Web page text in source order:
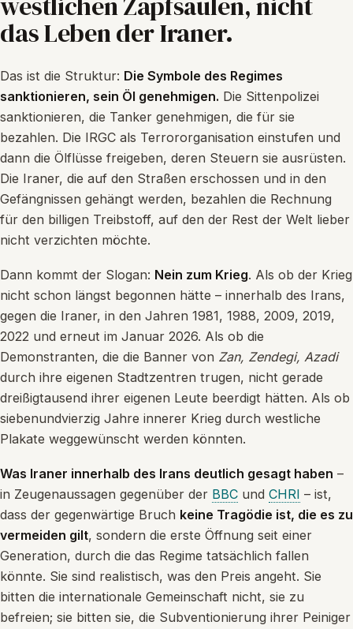
das Leben der Iraner.
Das ist die Struktur: Die Symbole des Regimes
sanktionieren, sein Öl genehmigen. Die Sittenpolizei
sanktionieren, die Tanker genehmigen, die für sie
bezahlen. Die IRGC als Terrororganisation einstufen und
dann die Ölflüsse freigeben, deren Steuern sie ausrüsten.
Die Iraner, die auf den Straßen erschossen und in den
Gefängnissen gehängt werden, bezahlen die Rechnung
für den billigen Treibstoff, auf den der Rest der Welt lieber
nicht verzichten möchte.
Dann kommt der Slogan: Nein zum Krieg. Als ob der Krieg
nicht schon längst begonnen hätte – innerhalb des Irans,
gegen die Iraner, in den Jahren 1981, 1988, 2009, 2019,
2022 und erneut im Januar 2026. Als ob die
Demonstranten, die die Banner von Zan, Zendegi, Azadi
durch ihre eigenen Stadtzentren trugen, nicht gerade
dreißigtausend ihrer eigenen Leute beerdigt hätten. Als ob
siebenundvierzig Jahre innerer Krieg durch westliche
Plakate weggewünscht werden könnten.
Was Iraner innerhalb des Irans deutlich gesagt haben –
in Zeugenaussagen gegenüber der BBC und CHRI – ist,
dass der gegenwärtige Bruch keine Tragödie ist, die es zu
vermeiden gilt, sondern die erste Öffnung seit einer
Generation, durch die das Regime tatsächlich fallen
könnte. Sie sind realistisch, was den Preis angeht. Sie
bitten die internationale Gemeinschaft nicht, sie zu
befreien; sie bitten sie, die Subventionierung ihrer Peiniger